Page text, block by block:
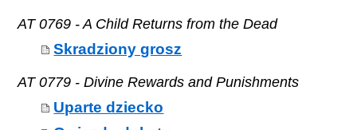
AT 0769 - A Child Returns from the Dead
Skradziony grosz
AT 0779 - Divine Rewards and Punishments
Uparte dziecko